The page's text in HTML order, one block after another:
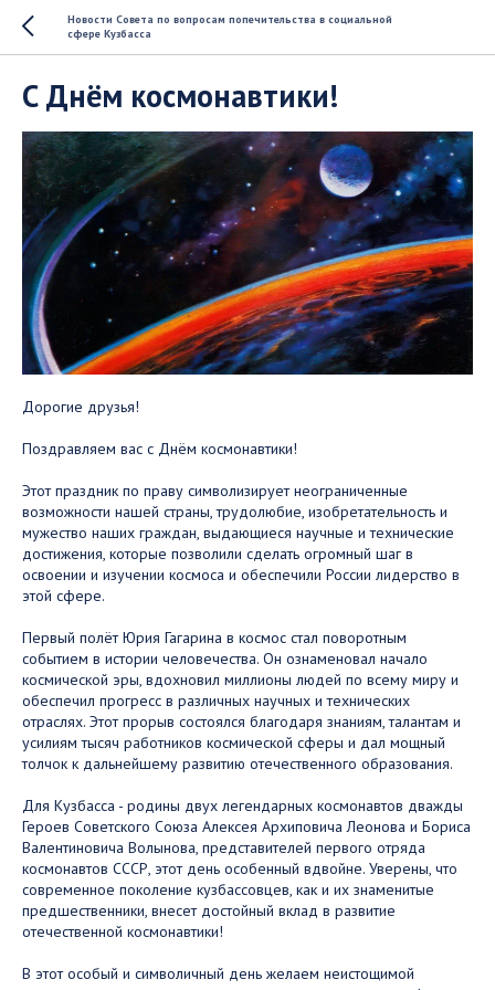
Новости Совета по вопросам попечительства в социальной
сфере Кузбасса
С Днём космонавтики!
Дорогие друзья!
Поздравляем вас с Днём космонавтики!
Этот праздник по праву символизирует неограниченные
возможности нашей страны, трудолюбие, изобретательность и
мужество наших граждан, выдающиеся научные и технические
достижения, которые позволили сделать огромный шаг в
освоении и изучении космоса и обеспечили России лидерство в
этой сфере.
Первый полёт Юрия Гагарина в космос стал поворотным
событием в истории человечества. Он ознаменовал начало
космической эры, вдохновил миллионы людей по всему миру и
обеспечил прогресс в различных научных и технических
отраслях. Этот прорыв состоялся благодаря знаниям, талантам и
усилиям тысяч работников космической сферы и дал мощный
толчок к дальнейшему развитию отечественного образования.
Для Кузбасса - родины двух легендарных космонавтов дважды
Героев Советского Союза Алексея Архиповича Леонова и Бориса
Валентиновича Волынова, представителей первого отряда
космонавтов СССР, этот день особенный вдвойне. Уверены, что
современное поколение кузбассовцев, как и их знаменитые
предшественники, внесет достойный вклад в развитие
отечественной космонавтики!
В этот особый и символичный день желаем неистощимой